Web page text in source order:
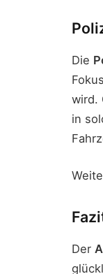
Die
wird.
in
Der